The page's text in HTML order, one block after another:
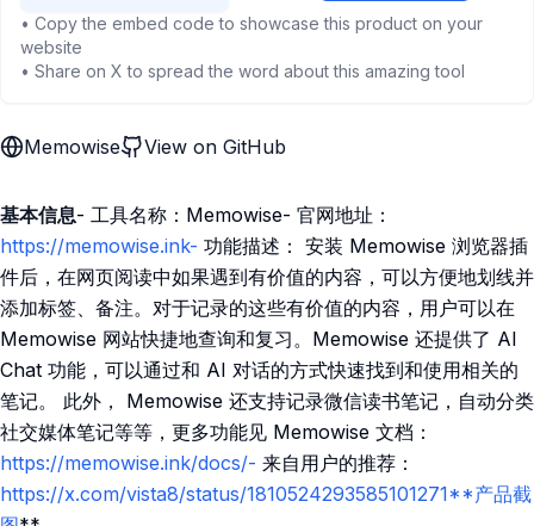
• Copy the embed code to showcase this product on your
website
• Share on X to spread the word about this amazing tool
Memowise View on GitHub
基本信息- 工具名称：Memowise- 官网地址：
https://memowise.ink- 功能描述： 安装 Memowise 浏览器插
件后，在网页阅读中如果遇到有价值的内容，可以方便地划线并
添加标签、备注。对于记录的这些有价值的内容，用户可以在
Memowise 网站快捷地查询和复习。Memowise 还提供了 AI
Chat 功能，可以通过和 AI 对话的方式快速找到和使用相关的
笔记。 此外， Memowise 还支持记录微信读书笔记，自动分类
社交媒体笔记等等，更多功能见 Memowise 文档：
https://memowise.ink/docs/- 来自用户的推荐：
https://x.com/vista8/status/1810524293585101271**产品截